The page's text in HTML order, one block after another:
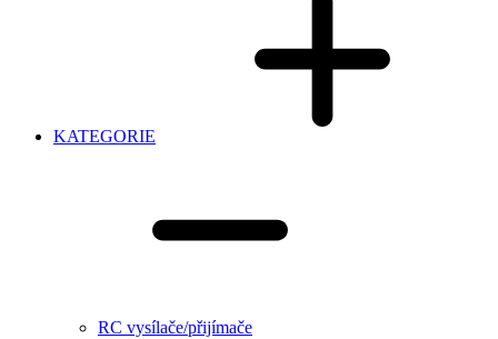
KATEGORIE
RC vysílače/přijímače